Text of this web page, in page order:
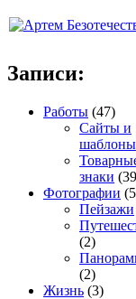
Записи:
Работы (47)
Сайты и
шаблоны
знаки
Фотографии
Пейзажи
(2)
(2)
Жизнь (3)